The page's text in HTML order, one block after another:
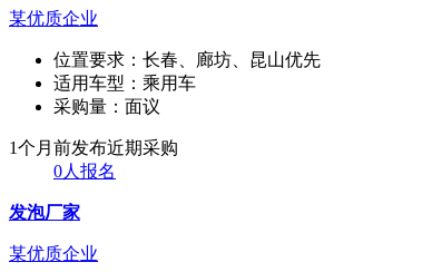
某优质企业
位置要求： 长春、廊坊、昆山优先
适用车型： 乘用车
采购量： 面议
1个月前发布近期采购
0人报名
发泡厂家
某优质企业